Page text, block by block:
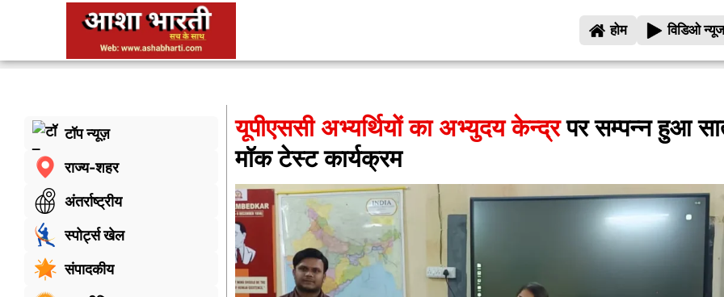
होम विडिओ न्यूज
टॉप न्यूज़
राज्य-शहर
अंतर्राष्ट्रीय
स्पोर्ट्स खेल
संपादकीय
यूपीएससी अभ्यर्थियों का अभ्युदय केन्द्रपर सम्पन्न हुआ
मॉक टेस्ट कार्यक्रम